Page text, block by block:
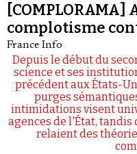
complotisme
France Info
Depuis le début du
science et ses
précédent aux États-
purges
intimidations visent
agences de l'État,
relaient des